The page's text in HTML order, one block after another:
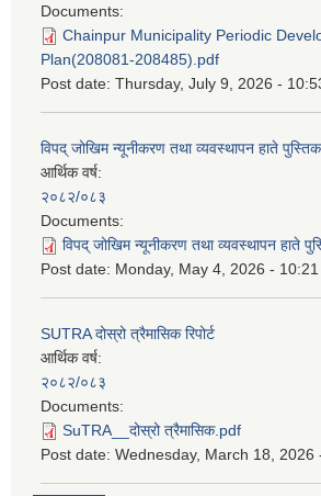
Documents:
Chainpur Municipality Periodic
Plan(208081-208485).pdf
Post date: Thursday, July 9, 2026 -
विपद् जोखिम न्यूनीकरण तथा व्यवस्थापन हाते
आर्थिक वर्ष:
२०८२/०८३
Documents:
विपद् जोखिम न्यूनीकरण तथा व्यवस्थापन हाते
Post date: Monday, May 4, 2026 - 10:21
SUTRA दोस्रो त्रैमासिक रिपोर्ट
आर्थिक वर्ष:
२०८२/०८३
Documents:
SuTRA__दोस्रो त्रैमासिक.pdf
Post date: Wednesday, March 18, 2026